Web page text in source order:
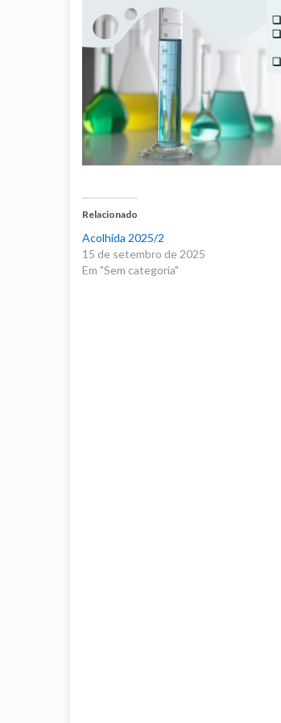
Relacionado
Acolhida 2025/2
15 de setembro de 2025
Em "Sem categoria"